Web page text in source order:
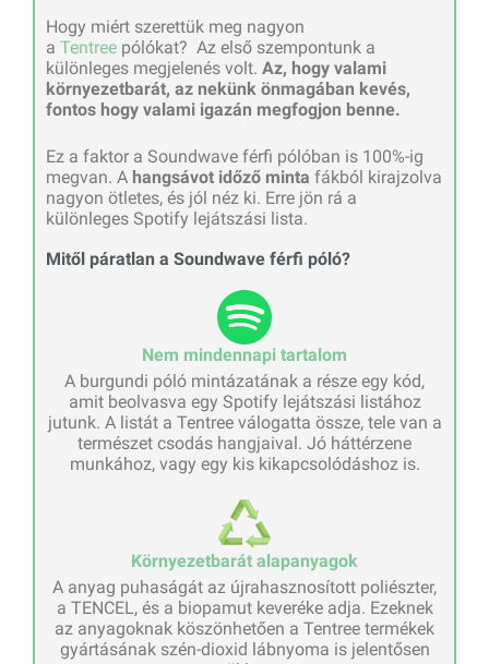
Hogy miért szerettük meg nagyon
a Tentree pólókat? Az első szempontunk a
különleges megjelenés volt. Az, hogy valami
környezetbarát, az nekünk önmagában kevés,
fontos hogy valami igazán megfogjon benne.
Ez a faktor a Soundwave férfi pólóban is 100%-ig
megvan. A hangsávot időző minta fákból kirajzolva
nagyon ötletes, és jól néz ki. Erre jön rá a
különleges Spotify lejátszási lista.
Mitől páratlan a Soundwave férfi póló?
Nem mindennapi tartalom
A burgundi póló mintázatának a része egy kód,
amit beolvasva egy Spotify lejátszási listához
jutunk. A listát a Tentree válogatta össze, tele van a
természet csodás hangjaival. Jó háttérzene
munkához, vagy egy kis kikapcsolódáshoz is.
Környezetbarát alapanyagok
A anyag puhaságát az újrahasznosított poliészter,
a TENCEL, és a biopamut keveréke adja. Ezeknek
az anyagoknak köszönhetően a Tentree termékek
gyártásának szén-dioxid lábnyoma is jelentősen